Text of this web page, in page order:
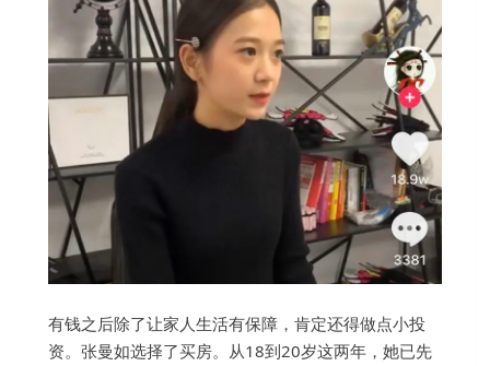
有钱之后除了让家人生活有保障，肯定还得做点小投
资。张曼如选择了买房。从18到20岁这两年，她已先